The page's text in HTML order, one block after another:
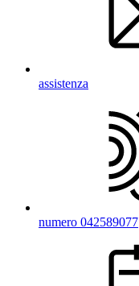
assistenza
numero 042589077